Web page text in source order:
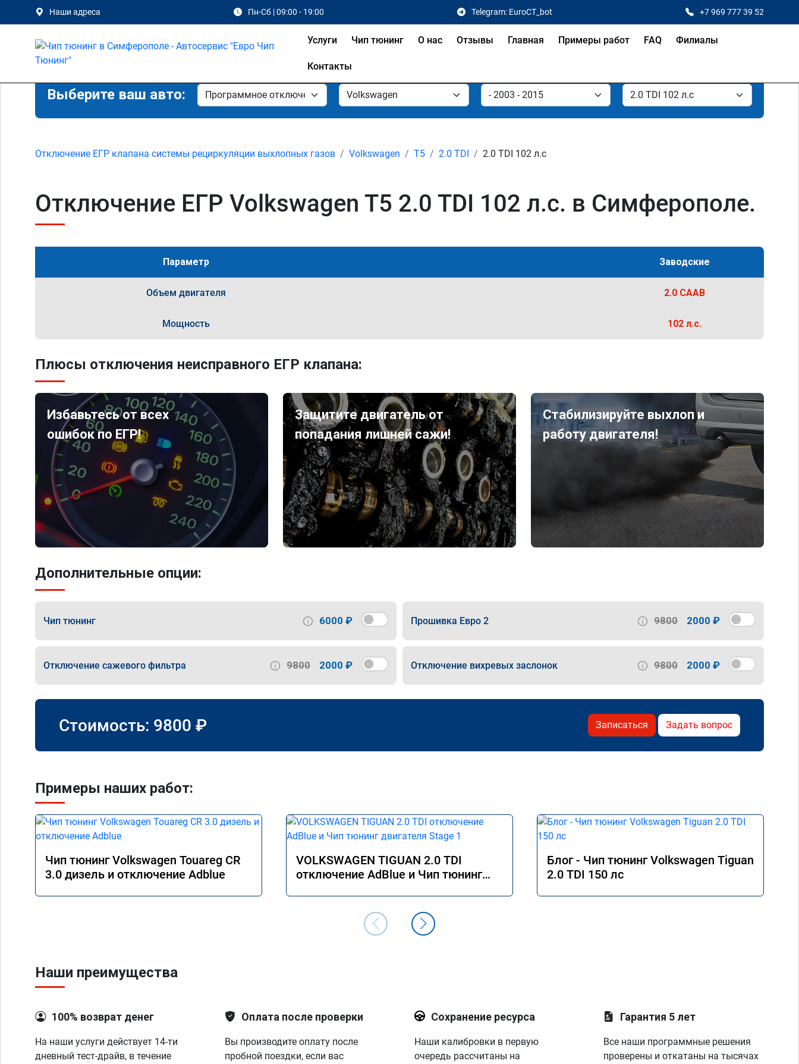
Наши адреса Пн-Сб | 09:00 - 19:00 Telegram: EuroCT_bot +7 969 777 39 52
Услуги Чип тюнинг О нас Отзывы Главная Примеры работ FAQ Филиалы
Контакты
Выберите ваш авто:
Отключение ЕГР клапана системы рециркуляции выхлопных газов Volkswagen T5 2.0 TDI 2.0 TDI 102 л.с
Отключение ЕГР Volkswagen T5 2.0 TDI 102 л.с. в Симферополе.
Параметр Заводские
Объем двигателя 2.0 CAAB
Мощность 102 л.с.
Плюсы отключения неисправного ЕГР клапана:
Избавьтесь от всех
ошибок по ЕГР!
Защитите двигатель от
попадания лишней сажи!
Стабилизируйте выхлоп и
работу двигателя!
Дополнительные опции:
Чип тюнинг 6000 ₽ Прошивка Евро 2 9800 2000 ₽
Отключение сажевого фильтра 9800 2000 ₽ Отключение вихревых заслонок 9800 2000 ₽
Стоимость: 9800 ₽ Записаться Задать вопрос
Примеры наших работ:
Чип тюнинг Volkswagen Touareg CR
3.0 дизель и отключение Adblue
VOLKSWAGEN TIGUAN 2.0 TDI
отключение AdBlue и Чип тюнинг
Блог - Чип тюнинг Volkswagen Tiguan
2.0 TDI 150 лс
Наши преимущества
100% возврат денег
На наши услуги действует 14-ти
дневный тест-драйв, в течение
Оплата после проверки
Вы производите оплату после
пробной поездки, если вас
Сохранение ресурса
Наши калибровки в первую
очередь рассчитаны на
Гарантия 5 лет
Все наши программные решения
проверены и откатаны на тысячах